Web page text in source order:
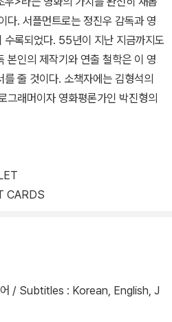
다. 서플먼트로는 정진우 감독과 영
수록되었다. 55년이 지난 지금까지도
본인의 제작기와 연출 철학은 이 영
줄 것이다. 소책자에는 김형석의
그래머이자 영화평론가인 박진형의
CARDS
어 / Subtitles : Korean, English, J